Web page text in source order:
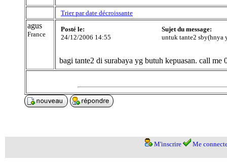
Trier par date décroissante
agus
France
Posté le:
24/12/2006 14:55
Sujet du message:
untuk tante2 sby(hnya
bagi tante2 di surabaya yg butuh kepuasan. call
M'inscrire Me